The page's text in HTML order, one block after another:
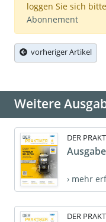
loggen Sie sich
Abonnement
vorheriger Artikel
Weitere
DER
› mehr
DER